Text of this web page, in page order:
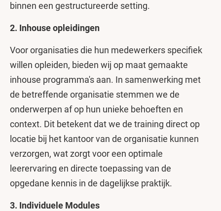
binnen een gestructureerde setting.
2. Inhouse opleidingen
Voor organisaties die hun medewerkers specifiek
willen opleiden, bieden wij op maat gemaakte
inhouse programma's aan. In samenwerking met
de betreffende organisatie stemmen we de
onderwerpen af op hun unieke behoeften en
context. Dit betekent dat we de training direct op
locatie bij het kantoor van de organisatie kunnen
verzorgen, wat zorgt voor een optimale
leerervaring en directe toepassing van de
opgedane kennis in de dagelijkse praktijk.
3. Individuele Modules